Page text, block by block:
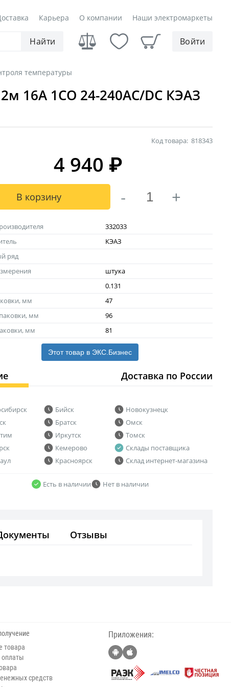
Карьера О компании Наши электромаркеты
Найти Войти
температуры
16А 1СО 24-240АС/DC КЭАЗ
Код товара: 818343
4 940 ₽
В корзину - +
332033
КЭАЗ
ряд
штука
0.131
мм
47
мм
96
мм
81
Этот товар в ЭКС.Бизнес
Доставка по России
Бийск
Братск
Иркутск
Кемерово
Красноярск
Новокузнецк
Омск
Томск
Склады поставщика
Склад интернет-магазина
Есть в наличии
Нет в наличии
Отзывы
товара
оплаты
средств
Приложения: